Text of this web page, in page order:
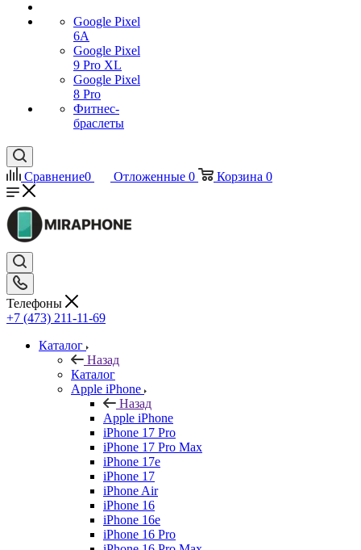
Google Pixel
6A
Google Pixel
9 Pro XL
Google Pixel
8 Pro
Фитнес-
браслеты
Сравнение0 Отложенные 0 Корзина 0
Телефоны
+7 (473) 211-11-69
Каталог
Назад
Каталог
Apple iPhone
Назад
Apple iPhone
iPhone 17 Pro
iPhone 17 Pro Max
iPhone 17e
iPhone 17
iPhone Air
iPhone 16
iPhone 16e
iPhone 16 Pro